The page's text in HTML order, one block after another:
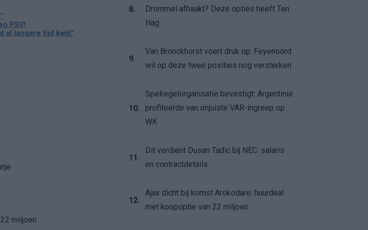
PSV!
al langere tijd kwijt"
miljoen
8.
Drommel afhaakt? Deze opties heeft Ten
Hag
9.
Van Bronckhorst voert druk op: Feyenoord
wil op deze twee posities nog versterken
10.
Spelregelorganisatie bevestigt: Argentinië
profiteerde van onjuiste VAR-ingreep op
WK
11.
Dit verdient Dusan Tadic bij NEC: salaris
en contractdetails
12.
Ajax dicht bij komst Arokodare: huurdeal
met koopoptie van 22 miljoen